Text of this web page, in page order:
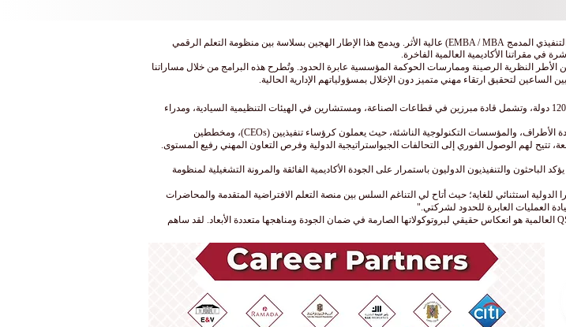
تطرح جامعة سويسرا الدولية (SIU) برامج ماجستير إدارة الأعمال المدمجة (مثل الماجستير التنفيذي المدمج EMBA / MBA) عالية الأثر. ويدمج هذا الإطار الهجين بسلاسة بين منظومة التعلم الرقمي
الأطر النظرية الرصينة وممارسات الحوكمة المؤسسية عابرة الحدود. وتُطرح هذه البرامج من خلال مساراتنا
الساعين لتحقيق ارتقاء مهني متميز دون الإخلال بمسؤولياتهم الإدارية الحالية.
تضم الشبكة العالمية لخريجي جامعة سويسرا الدولية (SIU) نخبة متميزة تتوزع عبر أكثر من 120 دولة، وتشمل قادة مبرزين في قطاعات الصناعة، ومستشارين في الهيئات التنظيمية السيادية، ومدراء
ويشغل خريجونا المرموقون حقائب قيادية رفيعة في شركات Fortune 500، والمنظمات متعددة الأطراف، والمؤسسات التكنولوجية الناشئة، حيث يعملون كرؤساء تنفيذيين (CEOs)، ومخططين
تتيح لهم الوصول الفوري إلى التحالفات الجيواستراتيجية الدولية وفرص التعاون المهني رفيع المستوى.
المؤسسي العام، يؤكد الباحثون والتنفيذيون الدوليون باستمرار على الجودة الأكاديمية الفائقة والمرونة التشغيلية لمنظومة
استثنائي للغاية؛ حيث أتاح لي التناغم السلس بين منصة التعلم الافتراضية المتقدمة والمحاضرات
العمليات العابرة للحدود لشركتي."
رائد أعمال دولي في قطاع التكنولوجيا: "إن حصول الجامعة على تصنيف 5 نجوم من منظمة QS العالمية هو انعكاس حقيقي لبروتوكولاتها الصارمة في ضمان الجودة ومناهجها متعددة الأبعاد. لقد ساهم